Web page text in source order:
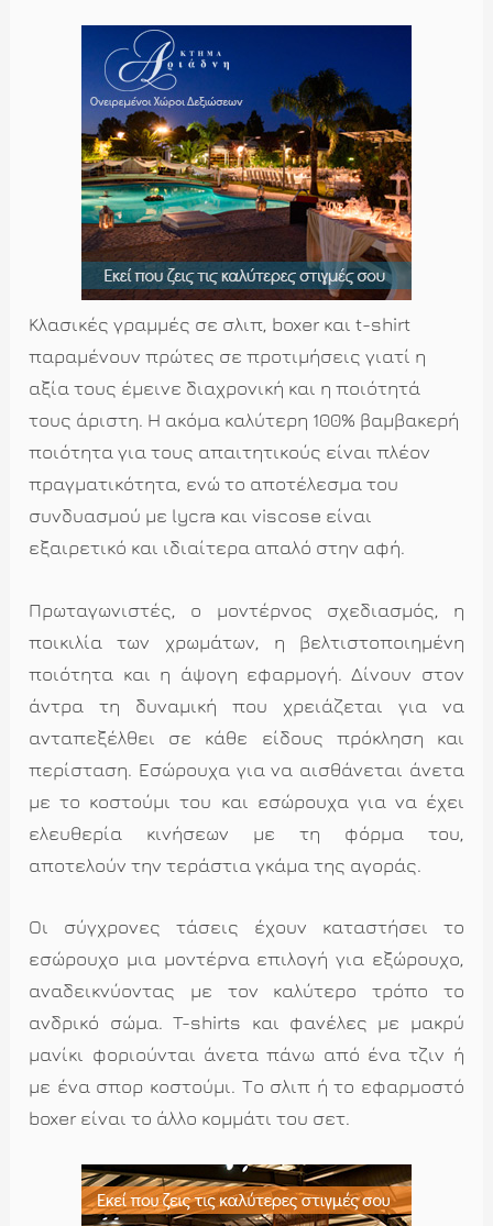
Κλασικές γραμμές σε σλιπ, boxer και t-shirt
παραμένουν πρώτες σε προτιμήσεις γιατί η
αξία τους έμεινε διαχρονική και η ποιότητά
τους άριστη. Η ακόμα καλύτερη 100% βαμβακερή
ποιότητα για τους απαιτητικούς είναι πλέον
πραγματικότητα, ενώ το αποτέλεσμα του
συνδυασμού με lycra και viscose είναι
εξαιρετικό και ιδιαίτερα απαλό στην αφή.
Πρωταγωνιστές, ο μοντέρνος σχεδιασμός, η
ποικιλία των χρωμάτων, η βελτιστοποιημένη
ποιότητα και η άψογη εφαρμογή. Δίνουν στον
άντρα τη δυναμική που χρειάζεται για να
ανταπεξέλθει σε κάθε είδους πρόκληση και
περίσταση. Εσώρουχα για να αισθάνεται άνετα
με το κοστούμι του και εσώρουχα για να έχει
ελευθερία κινήσεων με τη φόρμα του,
αποτελούν την τεράστια γκάμα της αγοράς.
Οι σύγχρονες τάσεις έχουν καταστήσει το
εσώρουχο μια μοντέρνα επιλογή για εξώρουχο,
αναδεικνύοντας με τον καλύτερο τρόπο το
ανδρικό σώμα. T-shirts και φανέλες με μακρύ
μανίκι φοριούνται άνετα πάνω από ένα τζιν ή
με ένα σπορ κοστούμι. Το σλιπ ή το εφαρμοστό
boxer είναι το άλλο κομμάτι του σετ.